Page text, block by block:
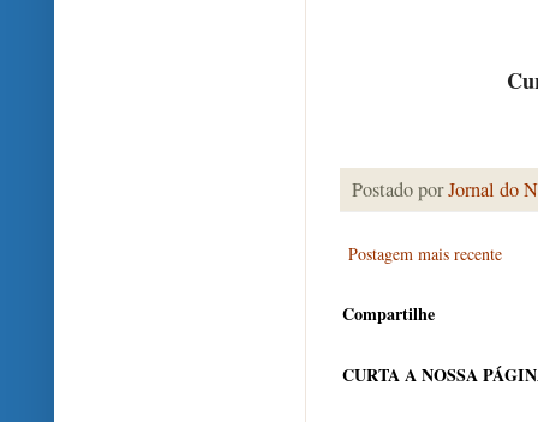
Postado porJornal do
Postagem mais recente
Compartilhe
CURTA A NOSSA